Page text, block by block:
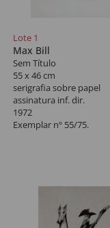
Lote 1
Max Bill
Sem Título
55 x 46 cm
serigrafia sobre papel
assinatura inf. dir.
1972
Exemplar nº 55/75.